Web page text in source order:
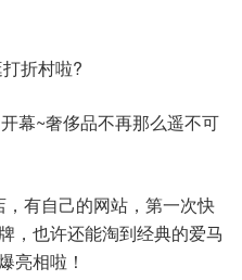
折村啦?
幕~奢侈品不再那么遥不可
有自己的网站，第一次快
，也许还能淘到经典的爱马
亮相啦！